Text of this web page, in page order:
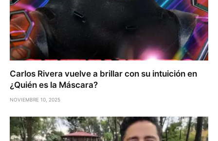
Carlos Rivera vuelve a brillar con su intuición en
¿Quién es la Máscara?
NOVIEMBRE 10, 2025